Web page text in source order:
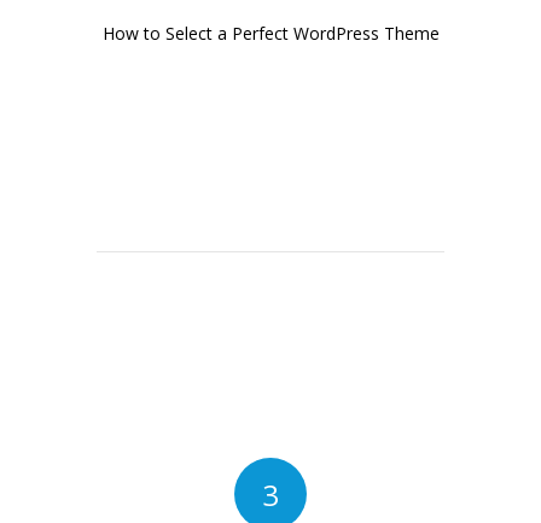
How to Select a Perfect WordPress Theme
3